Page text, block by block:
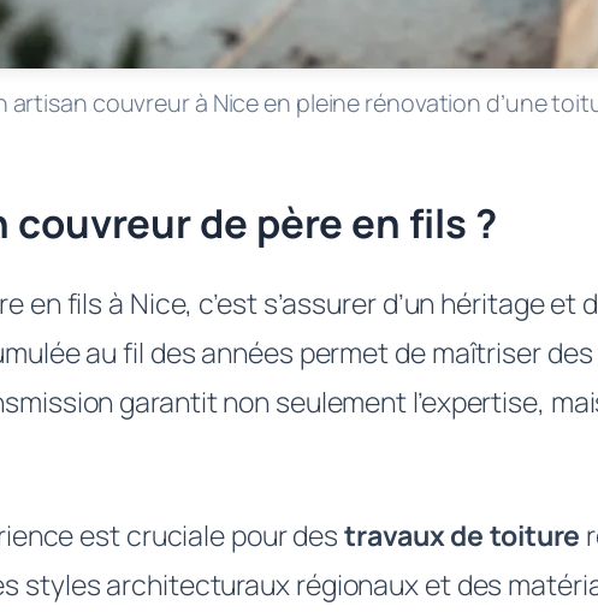
artisan couvreur à Nice en pleine rénovation d’une
de père en fils ?
en fils à Nice, c’est s’assurer d’un héritage
au fil des années permet de maîtriser
garantit non seulement l’expertise,
est cruciale pour destravaux de toiture
styles architecturaux régionaux et des